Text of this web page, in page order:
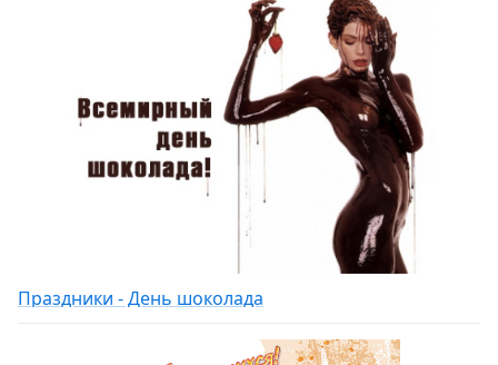
Праздники - День шоколада